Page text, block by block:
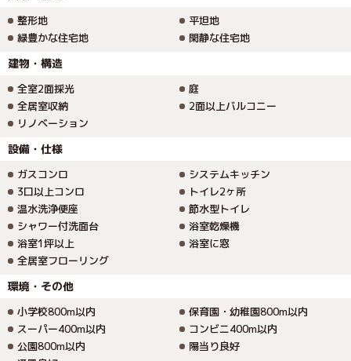
整形地
平坦地
緑豊かな住宅地
閑静な住宅地
建物・構造
全室2面採光
庭
全居室収納
2面以上バルコニー
リノベーション
設備・仕様
ガスコンロ
システムキッチン
3口以上コンロ
トイレ2ヶ所
温水洗浄便座
節水型トイレ
シャワー付洗面台
浴室乾燥機
浴室1坪以上
浴室に窓
全居室フローリング
環境・その他
小学校800m以内
保育園・幼稚園800m以内
スーパー400m以内
コンビニ400m以内
公園800m以内
陽当り良好